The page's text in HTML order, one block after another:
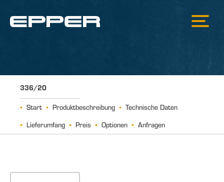
336/20
Start Produktbeschreibung
Technische Daten
Lieferumfang
Preis Optionen Anfragen